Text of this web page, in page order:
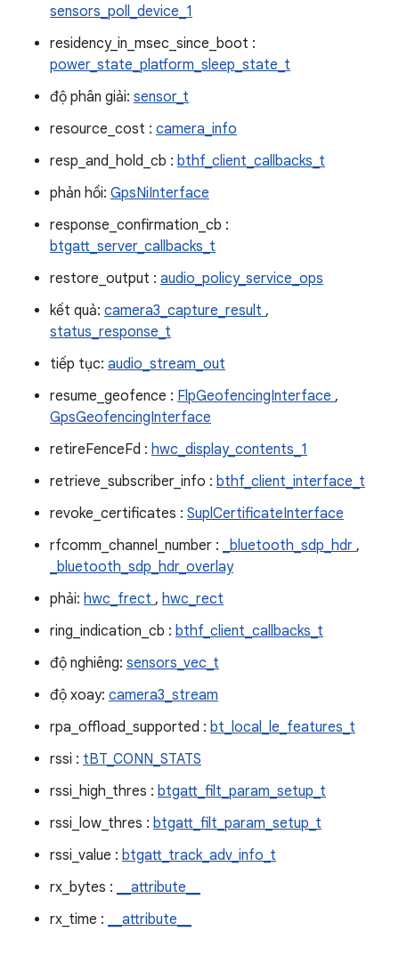
sensors_poll_device_1
residency_in_msec_since_boot :
power_state_platform_sleep_state_t
độ phân giải: sensor_t
resource_cost : camera_info
resp_and_hold_cb : bthf_client_callbacks_t
phản hồi: GpsNiInterface
response_confirmation_cb :
btgatt_server_callbacks_t
restore_output : audio_policy_service_ops
kết quả: camera3_capture_result ,
status_response_t
tiếp tục: audio_stream_out
resume_geofence : FlpGeofencingInterface ,
GpsGeofencingInterface
retireFenceFd : hwc_display_contents_1
retrieve_subscriber_info : bthf_client_interface_t
revoke_certificates : SuplCertificateInterface
rfcomm_channel_number :
_bluetooth_sdp_hdr ,
_bluetooth_sdp_hdr_overlay
phải: hwc_frect , hwc_rect
ring_indication_cb : bthf_client_callbacks_t
độ nghiêng: sensors_vec_t
độ xoay: camera3_stream
rpa_offload_supported : bt_local_le_features_t
rssi : tBT_CONN_STATS
rssi_high_thres : btgatt_filt_param_setup_t
rssi_low_thres : btgatt_filt_param_setup_t
rssi_value : btgatt_track_adv_info_t
rx_bytes :
__attribute__
rx_time :
__attribute__